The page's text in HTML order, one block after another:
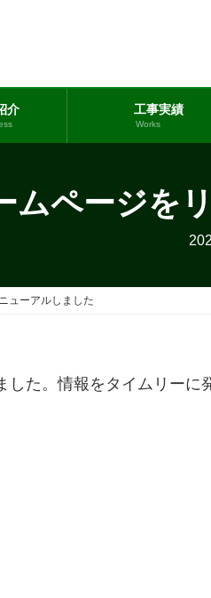
介 工事実績
Works
ムページを
ューアルしました
した。情報をタイムリーに